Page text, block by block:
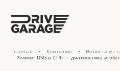
Главная • Компания • Новости и
Ремонт DSG в СПб — диагностика и
Выберите